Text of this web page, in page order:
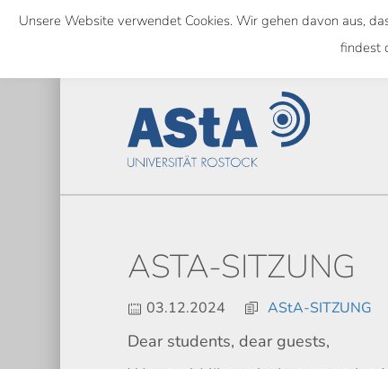
Skip
content
ASTA-SITZUNG
03.12.2024 AStA-SITZUNG
Dear students, dear guests,
Unsere Website verwendet Cookies. Wir gehen davon aus,
findest